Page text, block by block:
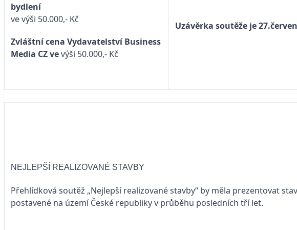
bydlení
ve výši 50.000,- Kč
Zvláštní cena Vydavatelství Business
Media CZ vevýši 50.000,- Kč
Uzávěrka soutěže je
NEJLEPŠÍ REALIZOVANÉ STAVBY
Přehlídková soutěž „Nejlepší realizované stavby“ by měla prezentovat
postavené na území České republiky v průběhu posledních tří let.